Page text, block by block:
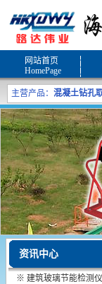
网站首页
HomePage
主营产品： 混凝土钻孔
资讯中心
※ 建筑玻璃节能检测